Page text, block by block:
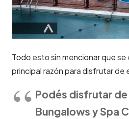
Todo esto sin mencionar que se
principal razón para disfrutar de
Podés disfrutar de
Bungalows y Spa